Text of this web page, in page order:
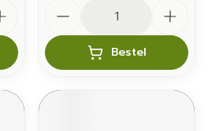
Bestel